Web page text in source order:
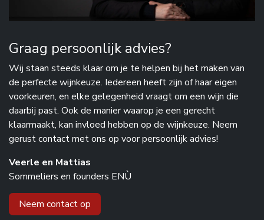
Graag persoonlijk advies?
Wij staan steeds klaar om je te helpen bij het maken van
de perfecte wijnkeuze. Iedereen heeft zijn of haar eigen
voorkeuren, en elke gelegenheid vraagt om een wijn die
daarbij past. Ook de manier waarop je een gerecht
klaarmaakt, kan invloed hebben op de wijnkeuze. Neem
gerust contact met ons op voor persoonlijk advies!
Veerle en Mattias
Sommeliers en founders ENÙ
Neem contact op